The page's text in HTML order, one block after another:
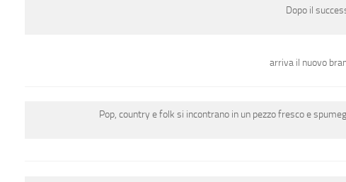
Dopo il
arriva il nuovo
Pop, country e folk si incontrano in un pezzo fresco e